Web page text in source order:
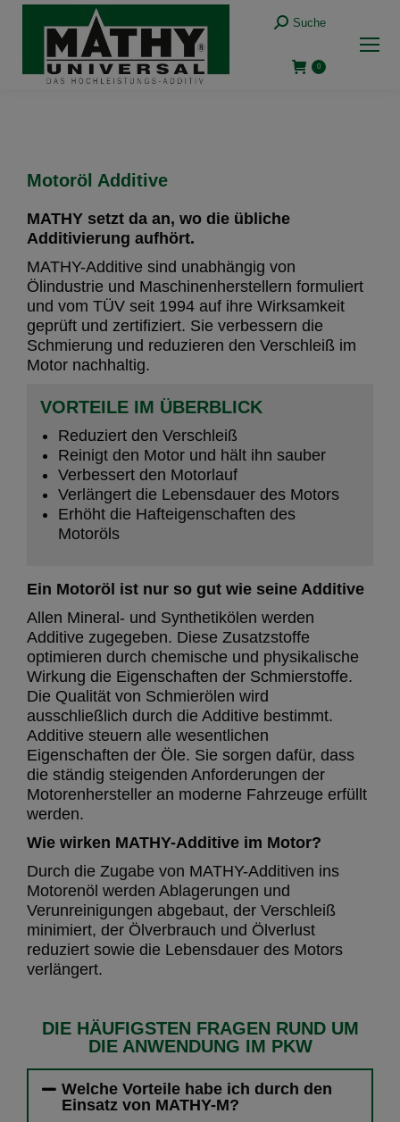
Suche
0
Motoröl Additive
MATHY setzt da an, wo die übliche
Additivierung aufhört.
MATHY-Additive sind unabhängig von
Ölindustrie und Maschinenherstellern formuliert
und vom TÜV seit 1994 auf ihre Wirksamkeit
geprüft und zertifiziert. Sie verbessern die
Schmierung und reduzieren den Verschleiß im
Motor nachhaltig.
VORTEILE IM ÜBERBLICK
Reduziert den Verschleiß
Reinigt den Motor und hält ihn sauber
Verbessert den Motorlauf
Verlängert die Lebensdauer des Motors
Erhöht die Hafteigenschaften des
Motoröls
Ein Motoröl ist nur so gut wie seine Additive
Allen Mineral- und Synthetikölen werden
Additive zugegeben. Diese Zusatzstoffe
optimieren durch chemische und physikalische
Wirkung die Eigenschaften der Schmierstoffe.
Die Qualität von Schmierölen wird
ausschließlich durch die Additive bestimmt.
Additive steuern alle wesentlichen
Eigenschaften der Öle. Sie sorgen dafür, dass
die ständig steigenden Anforderungen der
Motorenhersteller an moderne Fahrzeuge erfüllt
werden.
Wie wirken MATHY-Additive im Motor?
Durch die Zugabe von MATHY-Additiven ins
Motorenöl werden Ablagerungen und
Verunreinigungen abgebaut, der Verschleiß
minimiert, der Ölverbrauch und Ölverlust
reduziert sowie die Lebensdauer des Motors
verlängert.
DIE HÄUFIGSTEN FRAGEN RUND UM
DIE ANWENDUNG IM PKW
Welche Vorteile habe ich durch den
Einsatz von MATHY-M?